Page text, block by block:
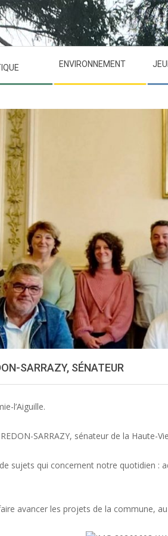
ENVIRONNEMENT
SARRAZY, SÉNATEUR
l’Aiguille.
SARRAZY, sénateur de la Haute-
sujets qui concernent notre quotidien :
avancer les projets de la commune,